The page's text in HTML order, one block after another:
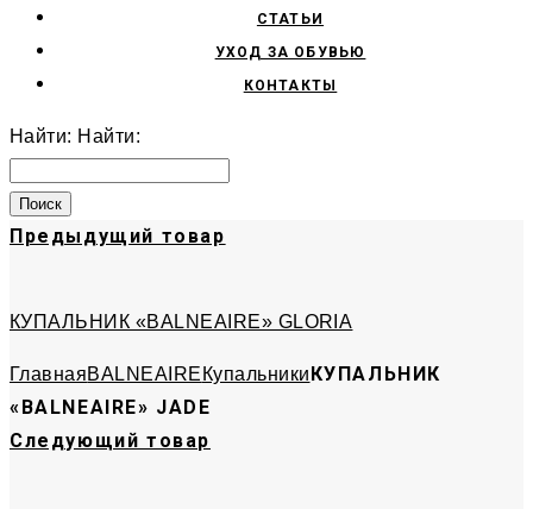
СТАТЬИ
УХОД ЗА ОБУВЬЮ
КОНТАКТЫ
Найти: Найти:
Предыдущий товар
КУПАЛЬНИК «BALNEAIRE» GLORIA
ГлавнаяBALNEAIRE Купальники КУПАЛЬНИК
«BALNEAIRE» JADE
Следующий товар